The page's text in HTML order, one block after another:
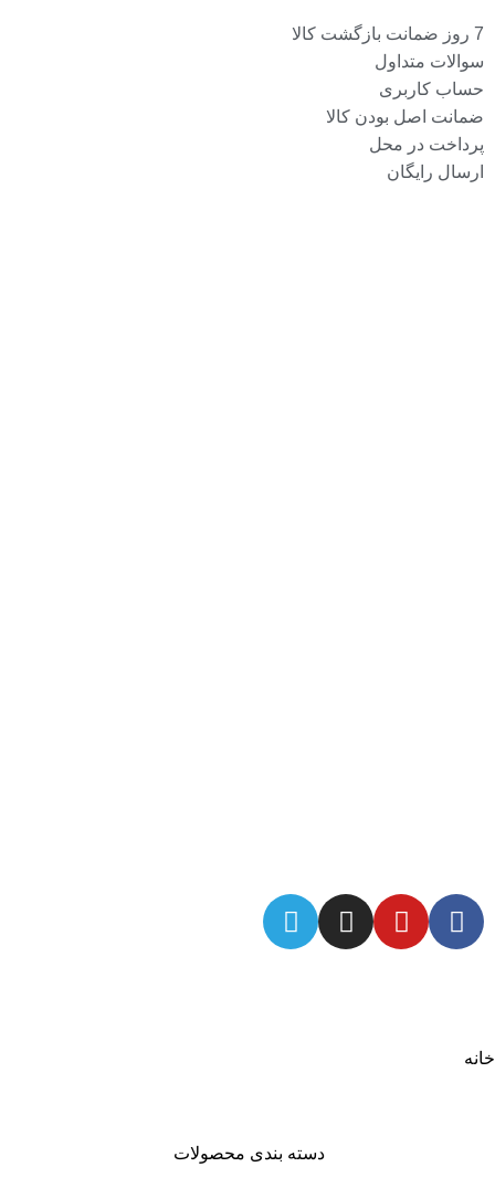
7 روز ضمانت بازگشت کالا
سوالات متداول
حساب کاربری
ضمانت اصل بودن کالا
پرداخت در محل
ارسال رایگان
خانه
دسته بندی محصولات